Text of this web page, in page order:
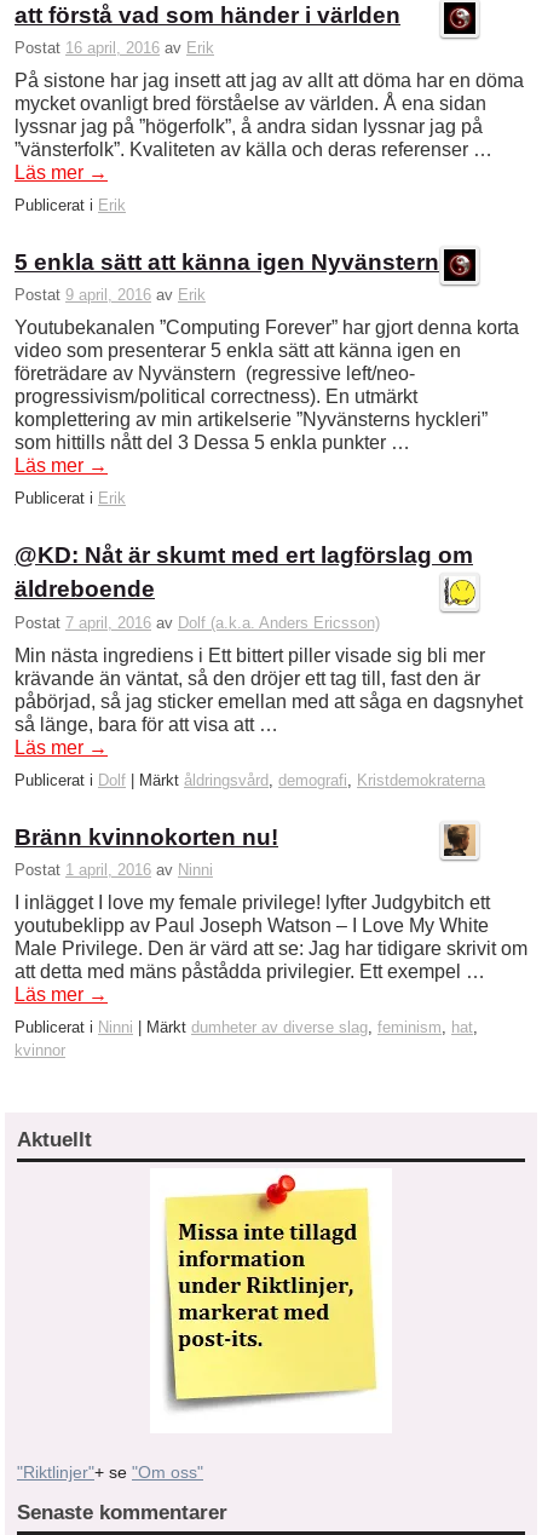
att förstå vad som händer i världen
Postat 16 april, 2016 av Erik
På sistone har jag insett att jag av allt att döma har en döma
mycket ovanligt bred förståelse av världen. Å ena sidan
lyssnar jag på ”högerfolk”, å andra sidan lyssnar jag på
”vänsterfolk”. Kvaliteten av källa och deras referenser …
Läs mer →
Publicerat i Erik
5 enkla sätt att känna igen Nyvänstern
Postat 9 april, 2016 av Erik
Youtubekanalen ”Computing Forever” har gjort denna korta
video som presenterar 5 enkla sätt att känna igen en
företrädare av Nyvänstern (regressive left/neo-
progressivism/political correctness). En utmärkt
komplettering av min artikelserie ”Nyvänsterns hyckleri”
som hittills nått del 3 Dessa 5 enkla punkter …
Läs mer →
Publicerat i Erik
@KD: Nåt är skumt med ert lagförslag om
äldreboende
Postat 7 april, 2016 av Dolf (a.k.a. Anders Ericsson)
Min nästa ingrediens i Ett bittert piller visade sig bli mer
krävande än väntat, så den dröjer ett tag till, fast den är
påbörjad, så jag sticker emellan med att såga en dagsnyhet
så länge, bara för att visa att …
Läs mer →
Publicerat i Dolf Märkt åldringsvård demografi Kristdemokraterna
Bränn kvinnokorten nu!
Postat 1 april, 2016 av Ninni
I inlägget I love my female privilege! lyfter Judgybitch ett
youtubeklipp av Paul Joseph Watson – I Love My White
Male Privilege. Den är värd att se: Jag har tidigare skrivit om
att detta med mäns påstådda privilegier. Ett exempel …
Läs mer →
Publicerat i Ninni Märkt dumheter av diverse slag, feminism, hat,
kvinnor
Aktuellt
"Riktlinjer"+ se "Om oss"
Senaste kommentarer